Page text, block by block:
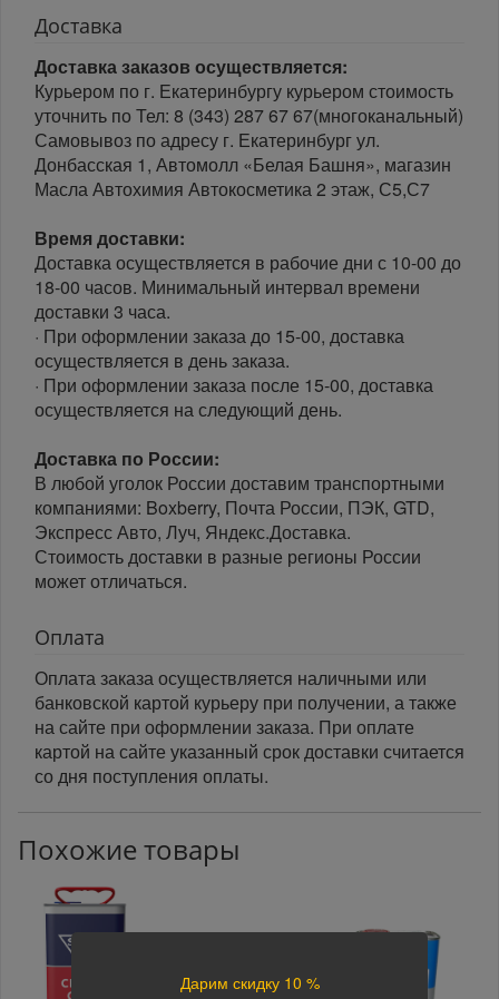
Доставка
Доставка заказов осуществляется:
Курьером по г. Екатеринбургу курьером стоимость
уточнить по Тел: 8 (343) 287 67 67(многоканальный)
Самовывоз по адресу г. Екатеринбург ул.
Донбасская 1, Автомолл «Белая Башня», магазин
Масла Автохимия Автокосметика 2 этаж, С5,С7
Время доставки:
Доставка осуществляется в рабочие дни с 10-00 до
18-00 часов. Минимальный интервал времени
доставки 3 часа.
· При оформлении заказа до 15-00, доставка
осуществляется в день заказа.
· При оформлении заказа после 15-00, доставка
осуществляется на следующий день.
Доставка по России:
В любой уголок России доставим транспортными
компаниями: Boxberry, Почта России, ПЭК, GTD,
Экспресс Авто, Луч, Яндекс.Доставка.
Стоимость доставки в разные регионы России
может отличаться.
Оплата
Оплата заказа осуществляется наличными или
банковской картой курьеру при получении, а также
на сайте при оформлении заказа. При оплате
картой на сайте указанный срок доставки считается
со дня поступления оплаты.
Похожие товары
Дарим скидку 10 %